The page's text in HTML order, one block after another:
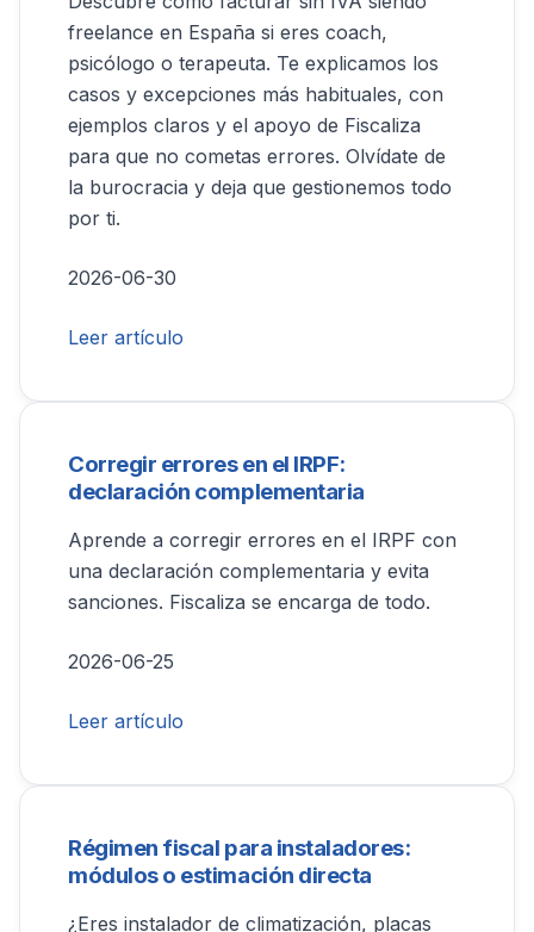
freelance en España si eres coach,
psicólogo o terapeuta. Te explicamos los
casos y excepciones más habituales, con
ejemplos claros y el apoyo de Fiscaliza
para que no cometas errores. Olvídate de
la burocracia y deja que gestionemos todo
por ti.
2026-06-30
Leer artículo
Corregir errores en el IRPF:
declaración complementaria
Aprende a corregir errores en el IRPF con
una declaración complementaria y evita
sanciones. Fiscaliza se encarga de todo.
2026-06-25
Leer artículo
Régimen fiscal para instaladores:
módulos o estimación directa
¿Eres instalador de climatización, placas